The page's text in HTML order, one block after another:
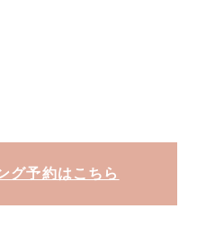
グ予約はこちら